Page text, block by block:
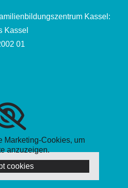
Kassel:
Kassel
01
Marketing-Cookies, um
anzuzeigen.
cookies